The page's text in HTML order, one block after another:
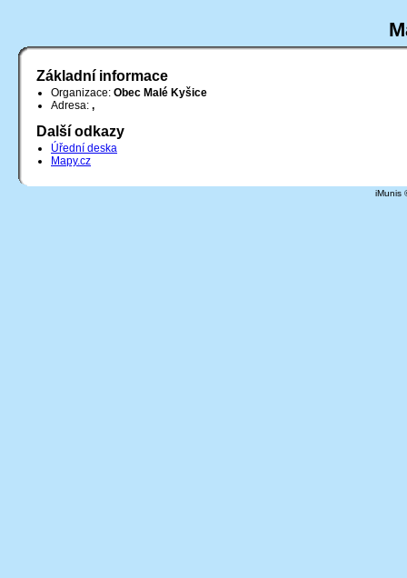
Základní informace
Organizace: Obec Malé Kyšice
Adresa: ,
Další odkazy
Úřední deska
Mapy.cz
iMunis